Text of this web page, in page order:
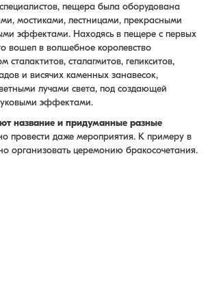
пещера была оборудована
мостиками, лестницами, прекрасными
эффектами. Находясь в пещере с первых
вошел в волшебное королевство
сталагмитов, геликситов,
и висячих каменных занавесок,
лучами света, под создающей
эффектами.
название и придуманные разные
провести даже мероприятия. К примеру в
организовать церемонию бракосочетания.